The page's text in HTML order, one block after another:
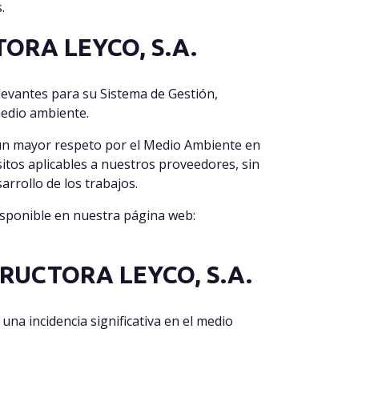
LEYCO, S.A.
para su Sistema de Gestión,
ambiente.
mayor respeto por el Medio Ambiente en
aplicables a nuestros proveedores, sin
de los trabajos.
en nuestra página web:
LEYCO, S.A.
incidencia significativa en el medio